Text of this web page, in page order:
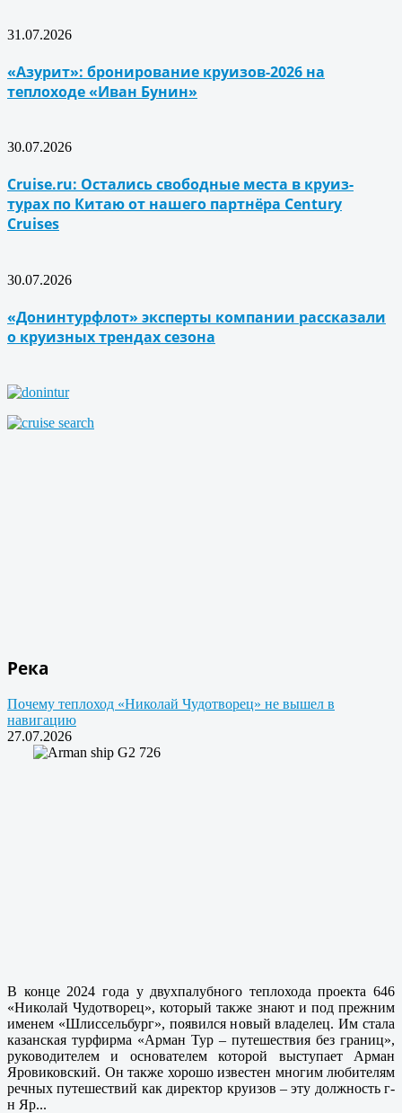
31.07.2026
«Азурит»: бронирование круизов-2026 на
теплоходе «Иван Бунин»
30.07.2026
Cruise.ru: Остались свободные места в круиз-
турах по Китаю от нашего партнёра Century
Cruises
30.07.2026
«Донинтурфлот» эксперты компании рассказали
о круизных трендах сезона
Река
Почему теплоход «Николай Чудотворец» не вышел в
навигацию
27.07.2026
В конце 2024 года у двухпалубного теплохода проекта 646
«Николай Чудотворец», который также знают и под прежним
именем «Шлиссельбург», появился новый владелец. Им стала
казанская турфирма «Арман Тур – путешествия без границ»,
руководителем и основателем которой выступает Арман
Яровиковский. Он также хорошо известен многим любителям
речных путешествий как директор круизов – эту должность г-
н Яр...